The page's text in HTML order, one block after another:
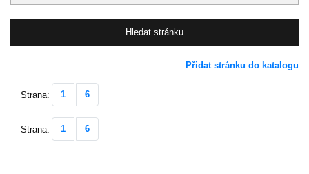
Přidat stránku do katalogu
Strana: 1 6
Strana: 1 6